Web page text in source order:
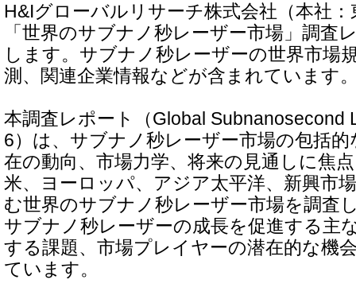
H&Iグローバルリサーチ株式会社（本社
「世界のサブナノ秒レーザー市場」調査
します。サブナノ秒レーザーの世界市場
測、関連企業情報などが含まれています
本調査レポート（Global Subnanosecond
6）は、サブナノ秒レーザー市場の包括
在の動向、市場力学、将来の見通しに焦
米、ヨーロッパ、アジア太平洋、新興市
む世界のサブナノ秒レーザー市場を調査
サブナノ秒レーザーの成長を促進する主
する課題、市場プレイヤーの潜在的な機
ています。